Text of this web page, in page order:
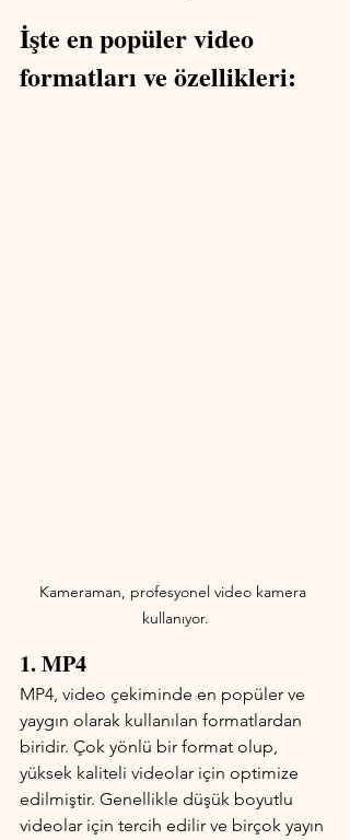
İşte en popüler video
formatları ve özellikleri:
Kameraman, profesyonel video kamera
kullanıyor.
1. MP4
MP4, video çekiminde en popüler ve
yaygın olarak kullanılan formatlardan
biridir. Çok yönlü bir format olup,
yüksek kaliteli videolar için optimize
edilmiştir. Genellikle düşük boyutlu
videolar için tercih edilir ve birçok yayın